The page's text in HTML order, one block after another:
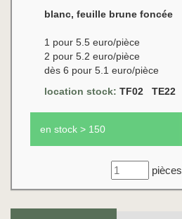
blanc, feuille brune foncée
1 pour 5.5 euro/pièce
2 pour 5.2 euro/pièce
dès 6 pour 5.1 euro/pièce
location stock: TF02 TE22
en stock > 150
pièces